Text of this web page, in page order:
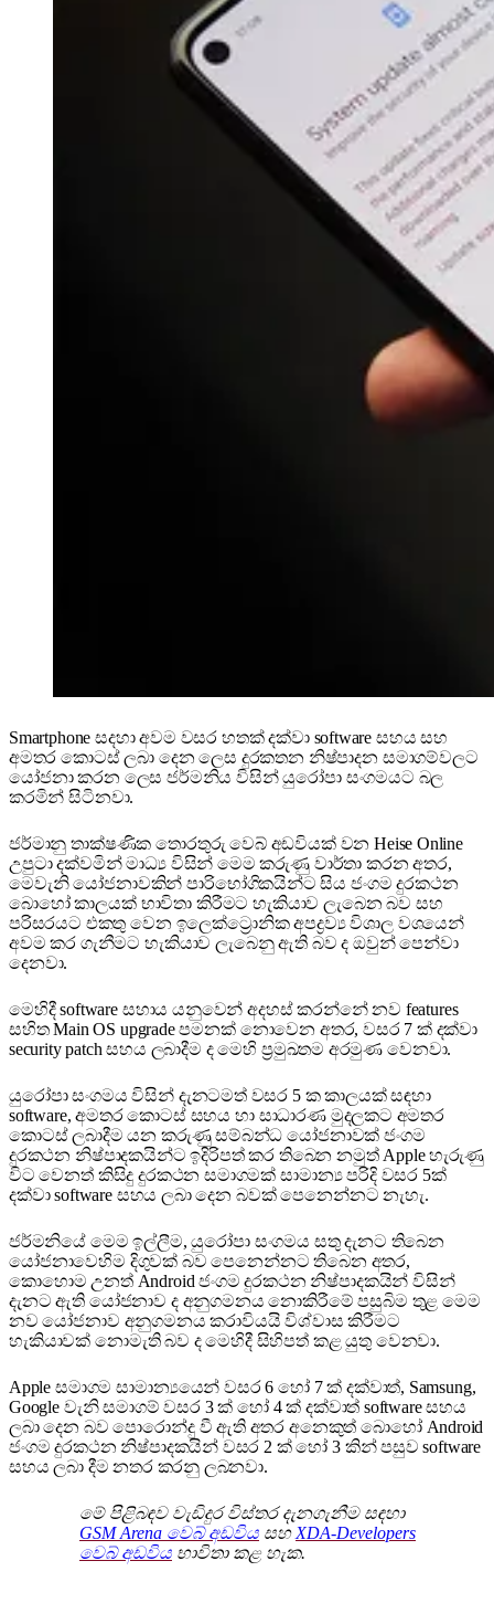
Smartphone සදහා අවම වසර හතක් දක්වා software සහය සහ
අමතර කොටස් ලබා දෙන ලෙස දුරකතන නිෂ්පාදන සමාගම්වලට
යෝජනා කරන ලෙස ජර්මනිය විසින් යුරෝපා සංගමයට බල
කරමින් සිටිනවා.
ජර්මානු තාක්ෂණික තොරතුරු වෙබ් අඩවියක් වන Heise Online
උපුටා දක්වමින් මාධ්‍ය විසින් මෙම කරුණු වාර්තා කරන අතර,
මෙවැනි යෝජනාවකින් පාරිභෝගිකයින්ට සිය ජංගම දුරකථන
බොහෝ කාලයක් භාවිතා කිරීමට හැකියාව ලැබෙන බව සහ
පරිසරයට එකතු වෙන ඉලෙක්ට්‍රොනික අපද්‍රව්‍ය විශාල වශයෙන්
අවම කර ගැනීමට හැකියාව ලැබෙනු ඇති බව ද ඔවුන් පෙන්වා
දෙනවා.
මෙහිදී software සහාය යනුවෙන් අදහස් කරන්නේ නව features
සහිත Main OS upgrade පමනක් නොවෙන අතර, වසර 7 ක් දක්වා
security patch සහය ලබාදීම ද මෙහි ප්‍රමුඛතම අරමුණ වෙනවා.
යුරෝපා සංගමය විසින් දැනටමත් වසර 5 ක කාලයක් සඳහා
software, අමතර කොටස් සහය හා සාධාරණ මුදලකට අමතර
කොටස් ලබාදීම යන කරුණු සම්බන්ධ යෝජනාවක් ජංගම
දුරකථන නිෂ්පාදකයින්ට ඉදිරිපත් කර තිබෙන නමුත් Apple හැරුණු
විට වෙනත් කිසිදු දුරකථන සමාගමක් සාමාන්‍ය පරිදි වසර 5ක්
දක්වා software සහය ලබා දෙන බවක් පෙනෙන්නට නැහැ.
ජර්මනියේ මෙම ඉල්ලීම, යුරෝපා සංගමය සතු දැනට තිබෙන
යෝජනාවෙහිම දිගුවක් බව පෙනෙන්නට තිබෙන අතර,
කොහොම උනත් Android ජංගම දුරකථන නිෂ්පාදකයින් විසින්
දැනට ඇති යෝජනාව ද අනුගමනය නොකිරීමේ පසුබිම තුළ මෙම
නව යෝජනාව අනුගමනය කරාවියයි විශ්වාස කිරීමට
හැකියාවක් නොමැති බව ද මෙහිදී සිහිපත් කළ යුතු වෙනවා.
Apple සමාගම සාමාන්‍යයෙන් වසර 6 හෝ 7 ක් දක්වාත්, Samsung,
Google වැනි සමාගම් වසර 3 ක් හෝ 4 ක් දක්වාත් software සහය
ලබා දෙන බව පොරොන්දු වී ඇති අතර අනෙකුත් බොහෝ Android
ජංගම දුරකථන නිෂ්පාදකයින් වසර 2 ක් හෝ 3 කින් පසුව software
සහය ලබා දීම නතර කරනු ලබනවා.
මේ පිළිබඳව වැඩිදුර විස්තර දැනගැනීම සඳහා
GSM Arena වෙබ් අඩවිය සහ XDA-Developers
වෙබ් අඩවිය භාවිතා කළ හැක.